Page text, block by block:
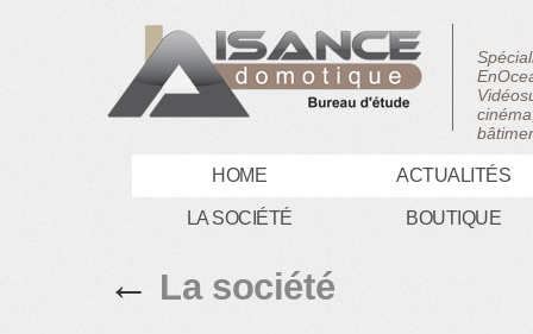
HOME ACTUALITÉS
LA SOCIÉTÉ BOUTIQUE
← La société